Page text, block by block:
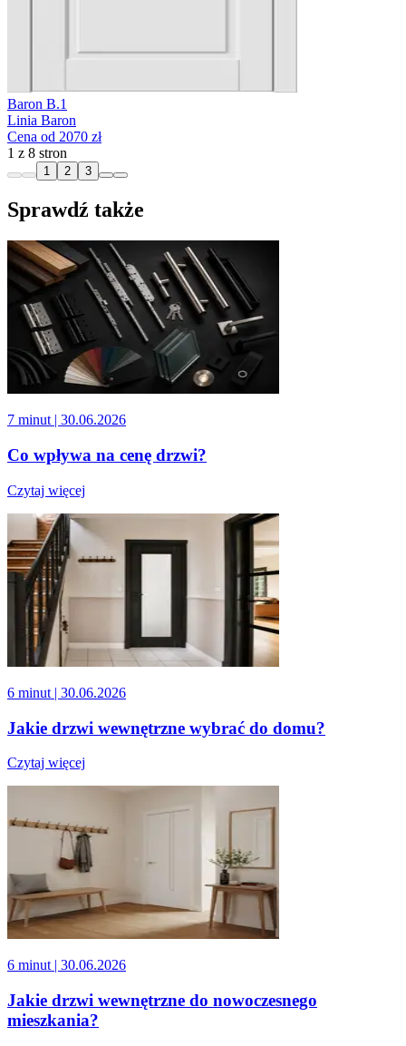
Baron B.1
Linia Baron
Cena od 2070 zł
1 z 8 stron
1 2 3
Sprawdź także
7 minut | 30.06.2026
Co wpływa na cenę drzwi?
Czytaj więcej
6 minut | 30.06.2026
Jakie drzwi wewnętrzne wybrać do domu?
Czytaj więcej
6 minut | 30.06.2026
Jakie drzwi wewnętrzne do nowoczesnego
mieszkania?